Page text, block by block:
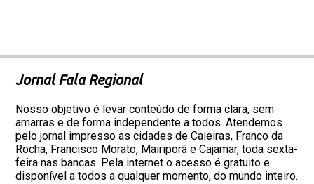
Jornal Fala Regional
Nosso objetivo é levar conteúdo de forma clara, sem
amarras e de forma independente a todos. Atendemos
pelo jornal impresso as cidades de Caieiras, Franco da
Rocha, Francisco Morato, Mairiporã e Cajamar, toda sexta-
feira nas bancas. Pela internet o acesso é gratuito e
disponível a todos a qualquer momento, do mundo inteiro.